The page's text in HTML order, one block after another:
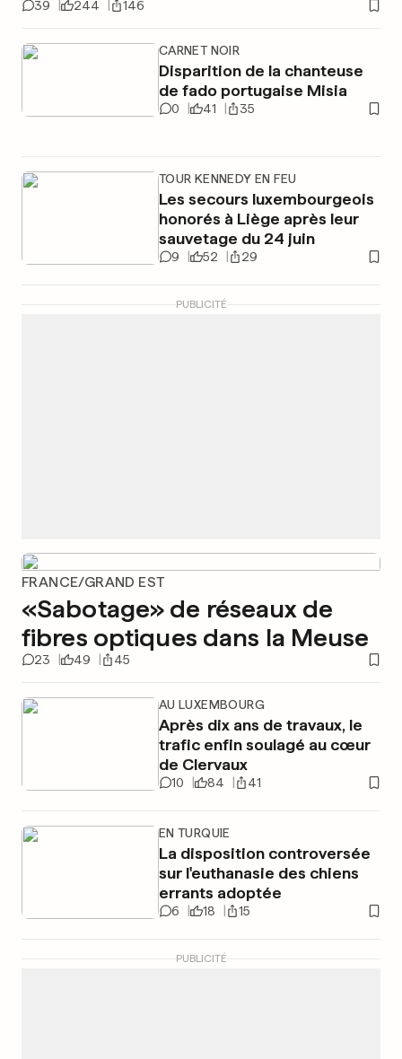
39 244 146
CARNET NOIR
Disparition de la chanteuse
de fado portugaise Misia
0 41 35
TOUR KENNEDY EN FEU
Les secours luxembourgeois
honorés à Liège après leur
sauvetage du 24 juin
9 52 29
PUBLICITÉ
FRANCE/GRAND EST
«Sabotage» de réseaux de
fibres optiques dans la Meuse
23 49 45
AU LUXEMBOURG
Après dix ans de travaux, le
trafic enfin soulagé au cœur
de Clervaux
10 84 41
EN TURQUIE
La disposition controversée
sur l'euthanasie des chiens
errants adoptée
6 18 15
PUBLICITÉ